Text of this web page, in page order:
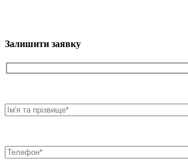
Залишити заявку